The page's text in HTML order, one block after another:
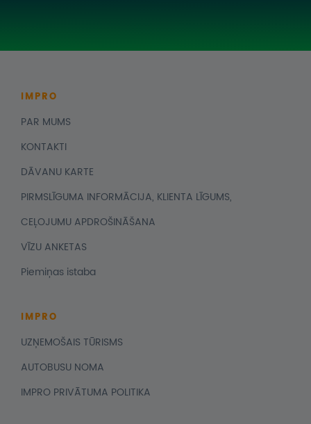
IMPRO
PAR MUMS
KONTAKTI
DĀVANU KARTE
PIRMSLĪGUMA INFORMĀCIJA, KLIENTA LĪGUMS,
CEĻOJUMU APDROŠINĀŠANA
VĪZU ANKETAS
Piemiņas istaba
IMPRO
UZŅEMOŠAIS TŪRISMS
AUTOBUSU NOMA
IMPRO PRIVĀTUMA POLITIKA